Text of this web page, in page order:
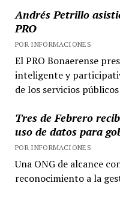
Andrés Petrillo
PRO
POR INFORMACIONES
El PRO Bonaerense
inteligente y
de los servicios
Tres de Febrero
uso de datos para
POR INFORMACIONES
Una ONG de alcance
reconocimiento a la